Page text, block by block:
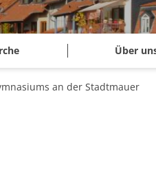
Über
an der Stadtmauer